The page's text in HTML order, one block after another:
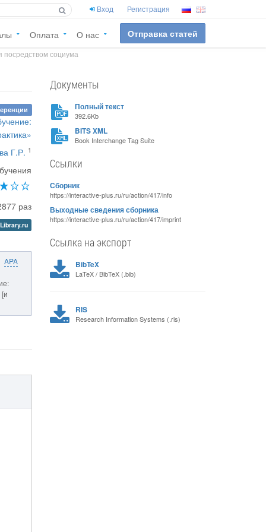
Вход Регистрация
Оплата О нас Отправка статей
посредством социума
Г.Р. 1
раз
APA
Документы
Полный текст
392.6Kb
BITS XML
Book Interchange Tag Suite
Ссылки
Сборник
https://interactive-plus.ru/ru/action/417/info
Выходные сведения сборника
https://interactive-plus.ru/ru/action/417/imprint
Ссылка на экспорт
BibTeX
LaTeX / BibTeX (.bib)
RIS
Research Information Systems (.ris)